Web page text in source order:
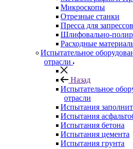
Микроскопы
Отрезные станки
Пресса для
Шлифовально-
Расходные
Испытательное
отрасли
Назад
Испытательное
отрасли
Испытания
Испытания
Испытания бетона
Испытания цемента
Испытания грунта